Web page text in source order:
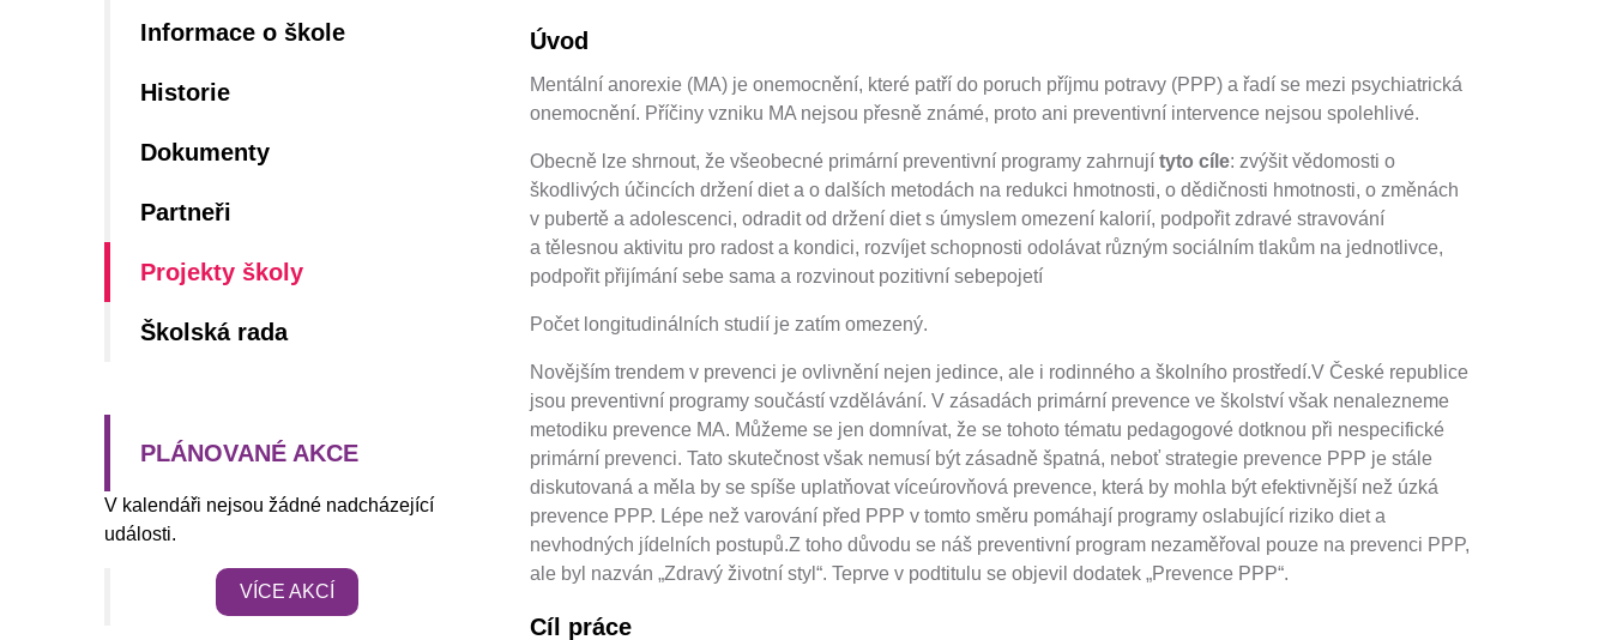
Úvod
Mentální anorexie (MA) je onemocnění, které patří do poruch příjmu potravy (PPP) a řadí se mezi psychiatrická
onemocnění. Příčiny vzniku MA nejsou přesně známé, proto ani preventivní intervence nejsou spolehlivé.
Obecně lze shrnout, že všeobecné primární preventivní programy zahrnují tyto cíle: zvýšit vědomosti o
škodlivých účincích držení diet a o dalších metodách na redukci hmotnosti, o dědičnosti hmotnosti, o změnách
v pubertě a adolescenci, odradit od držení diet s úmyslem omezení kalorií, podpořit zdravé stravování
a tělesnou aktivitu pro radost a kondici, rozvíjet schopnosti odolávat různým sociálním tlakům na jednotlivce,
podpořit přijímání sebe sama a rozvinout pozitivní sebepojetí
Počet longitudinálních studií je zatím omezený.
Novějším trendem v prevenci je ovlivnění nejen jedince, ale i rodinného a školního prostředí.V České republice
jsou preventivní programy součástí vzdělávání. V zásadách primární prevence ve školství však nenalezneme
metodiku prevence MA. Můžeme se jen domnívat, že se tohoto tématu pedagogové dotknou při nespecifické
primární prevenci. Tato skutečnost však nemusí být zásadně špatná, neboť strategie prevence PPP je stále
diskutovaná a měla by se spíše uplatňovat víceúrovňová prevence, která by mohla být efektivnější než úzká
prevence PPP. Lépe než varování před PPP v tomto směru pomáhají programy oslabující riziko diet a
nevhodných jídelních postupů.Z toho důvodu se náš preventivní program nezaměřoval pouze na prevenci PPP,
ale byl nazván „Zdravý životní styl“. Teprve v podtitulu se objevil dodatek „Prevence PPP“.
Cíl práce
Informace o škole
Historie
Dokumenty
Partneři
Projekty školy
Školská rada
PLÁNOVANÉ AKCE
V kalendáři nejsou žádné nadcházející
události.
VÍCE AKCÍ